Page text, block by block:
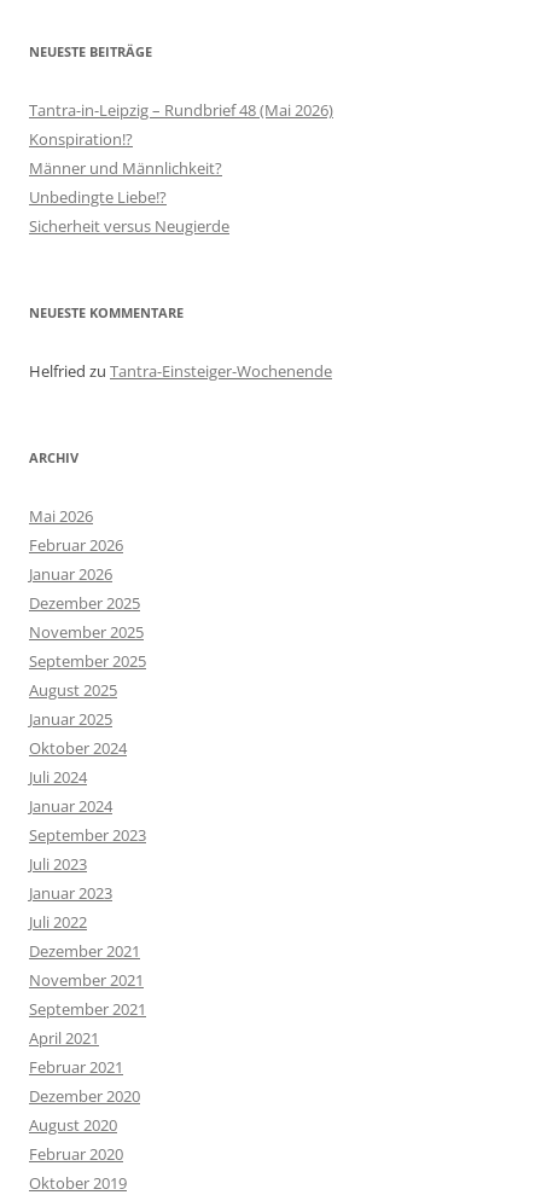
NEUESTE BEITRÄGE
Tantra-in-Leipzig – Rundbrief 48 (Mai 2026)
Konspiration!?
Männer und Männlichkeit?
Unbedingte Liebe!?
Sicherheit versus Neugierde
NEUESTE KOMMENTARE
Helfried zu Tantra-Einsteiger-Wochenende
ARCHIV
Mai 2026
Februar 2026
Januar 2026
Dezember 2025
November 2025
September 2025
August 2025
Januar 2025
Oktober 2024
Juli 2024
Januar 2024
September 2023
Juli 2023
Januar 2023
Juli 2022
Dezember 2021
November 2021
September 2021
April 2021
Februar 2021
Dezember 2020
August 2020
Februar 2020
Oktober 2019